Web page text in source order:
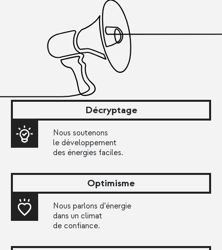
Décryptage
Nous soutenons
le développement
des énergies faciles.
Optimisme
Nous parlons d’énergie
dans un climat
de confiance.